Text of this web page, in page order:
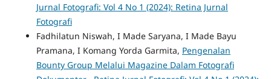
Jurnal Fotografi: Vol 4 No 1 (2024): Retina Jurnal
Fotografi
Fadhilatun Niswah, I Made Saryana, I Made Bayu
Pramana, I Komang Yorda Garmita, Pengenalan
Bounty Group Melalui Magazine Dalam Fotografi